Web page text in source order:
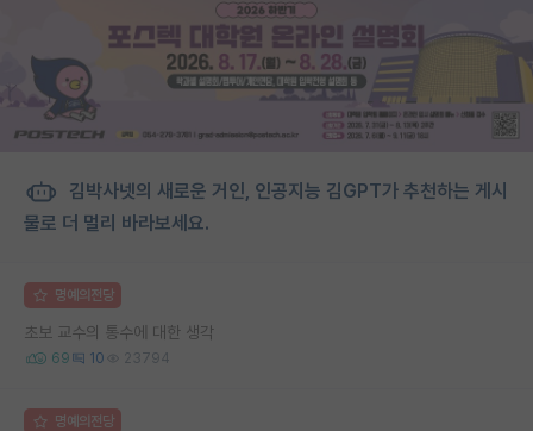
김박사넷의 새로운 거인, 인공지능 김GPT가 추천하는 게시
물로 더 멀리 바라보세요.
명예의전당
초보 교수의 통수에 대한 생각
69 10 23794
명예의전당